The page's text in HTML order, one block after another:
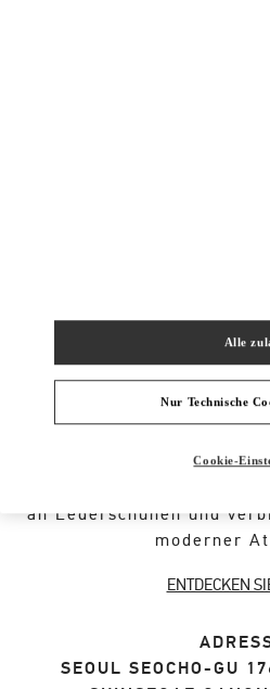
ÜBER DIESE
aus der römischen
an Lederschuhen und
moderner
ENTDECKEN
SEOUL SEOCHO-GU
Nur Technische
Alle
Cookie-